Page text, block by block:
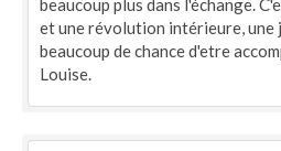
beaucoup plus dans l'échange.
et une révolution intérieure, une
beaucoup de chance d'etre
Louise.